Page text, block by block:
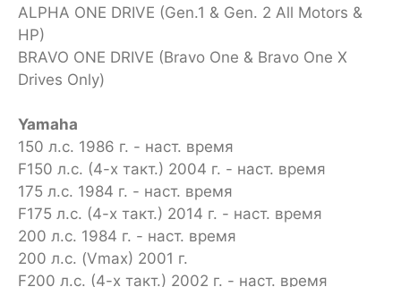
ALPHA ONE DRIVE (Gen.1 & Gen. 2 All Motors &
HP)
BRAVO ONE DRIVE (Bravo One & Bravo One X
Drives Only)
Yamaha
150 л.с. 1986 г. - наст. время
F150 л.с. (4-х такт.) 2004 г. - наст. время
175 л.с. 1984 г. - наст. время
F175 л.с. (4-х такт.) 2014 г. - наст. время
200 л.с. 1984 г. - наст. время
200 л.с. (Vmax) 2001 г.
F200 л.с. (4-х такт.) 2002 г. - наст. время